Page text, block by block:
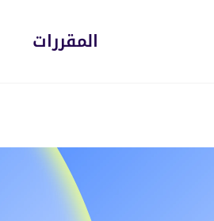
المقررات